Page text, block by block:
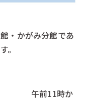
・かがみ分館であ
。
） 午前11時か